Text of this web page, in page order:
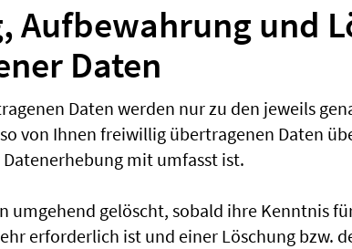
Aufbewahrung und
Daten
Daten werden nur zu den jeweils
von Ihnen freiwillig übertragenen Daten
mit umfasst ist.
umgehend gelöscht, sobald ihre Kenntnis
erforderlich ist und einer Löschung bzw.